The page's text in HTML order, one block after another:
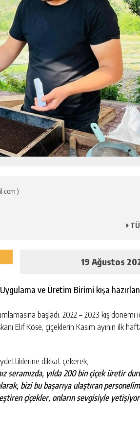
)
19 Ağustos
ve Üretim Birimi kışa
başladı. 2022 – 2023 kış dönemi
Elif Köse, çiçeklerin Kasım ayının ilk
dikkat çekerek,
seramızda, yılda 200 bin çiçek üretir
bizi bu başarıya ulaştıran
çiçekler, onların sevgisiyle